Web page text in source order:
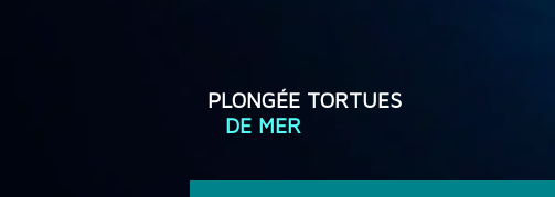
PLONGÉE TORTUES
DE MER